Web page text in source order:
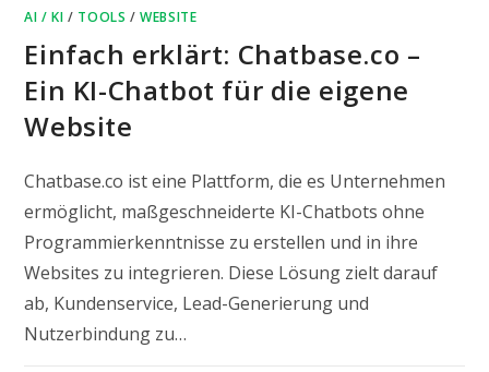
AI / KI / TOOLS /WEBSITE
Einfach erklärt: Chatbase.co –
Ein KI-Chatbot für die eigene
Website
Chatbase.co ist eine Plattform, die es Unternehmen
ermöglicht, maßgeschneiderte KI-Chatbots ohne
Programmierkenntnisse zu erstellen und in ihre
Websites zu integrieren. Diese Lösung zielt darauf
ab, Kundenservice, Lead-Generierung und
Nutzerbindung zu…